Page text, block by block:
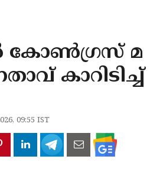
കോൺഗ്രസ് മ
കാറിടിച്ച്
09:55 IST